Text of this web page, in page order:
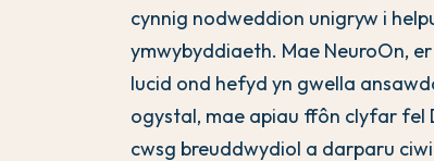
cynnig nodweddion unigryw i
ymwybyddiaeth. Mae NeuroOn,
lucid ond hefyd yn gwella
ogystal, mae apiau ffôn clyfar fel
cwsg breuddwydiol a darparu